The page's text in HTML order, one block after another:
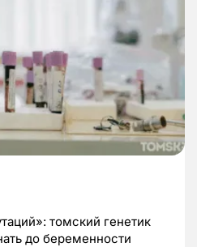
томский генетик
до беременности